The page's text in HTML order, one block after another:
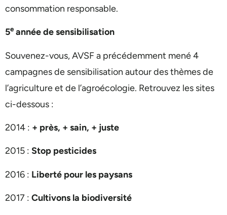
consommation responsable.
5eannée de sensibilisation
Souvenez-vous, AVSF a précédemment mené 4
campagnes de sensibilisation autour des thèmes de
l’agriculture et de l’agroécologie. Retrouvez les sites
ci-dessous :
2014 : + près, + sain, + juste
2015 : Stop pesticides
2016 : Liberté pour les paysans
2017 : Cultivons la biodiversité